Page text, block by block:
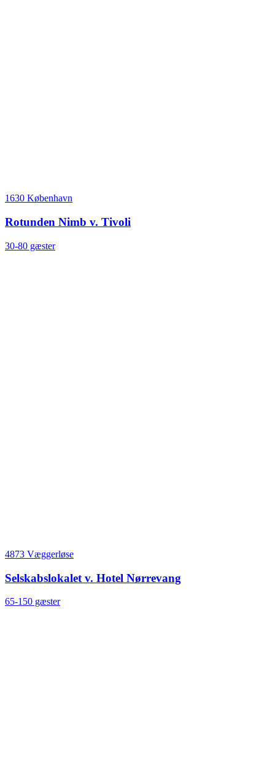
1630 København
Rotunden Nimb v. Tivoli
30-80 gæster
4873 Væggerløse
Selskabslokalet v. Hotel Nørrevang
65-150 gæster